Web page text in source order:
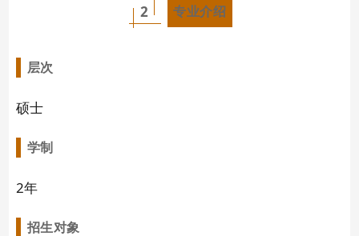
2 专业介绍
层次
硕士
学制
2年
招生对象